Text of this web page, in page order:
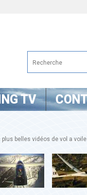
TV
belles vidéos de vol a